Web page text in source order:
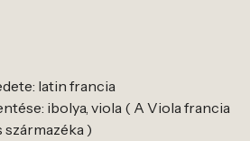
latin francia
ibolya, viola ( A Viola francia
)